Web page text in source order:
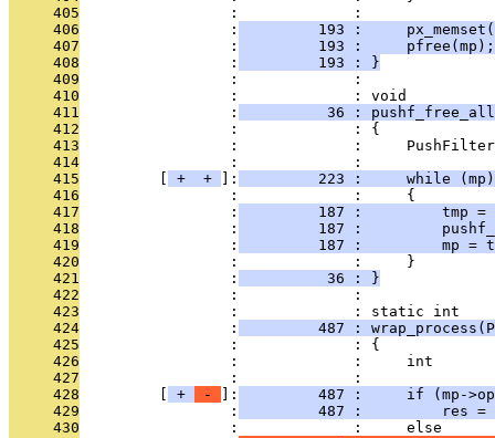
     405
                 :             :
     406
                 :
193 :
     407
                 :
         193 :     pfree(mp);
     408
                 :
         193 : }
     409
                 :             :
     410
                 :             : void
     411
                 :
36 :
     412
                 :             : {
     413
:             :
     414
                 :             :
     415
+ + ]:
         223 :     while (mp)
     416
                 :             :     {
     417
                 :
187 :         tmp =
     418
                 :
187 :
     419
                 :
187 :         mp =
     420
                 :             :     }
     421
                 :
          36 : }
     422
                 :             :
     423
                 :             : static int
     424
                 :
487 :
     425
                 :             : {
     426
:             :     int
     427
                 :             :
     428
+ - ]:
487 :     if (mp-
     429
                 :
487 :         res =
     430
                 :             :     else